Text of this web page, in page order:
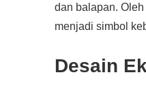
dan balapan.
menjadi simbol
Desain